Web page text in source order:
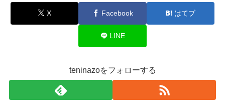
X Facebook はてブ
LINE
teninazoをフォローする